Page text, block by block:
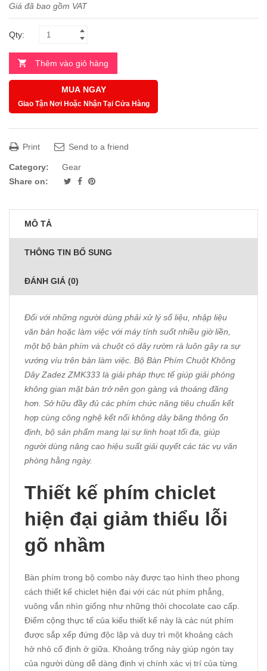
Giá đã bao gồm VAT
Qty:
Thêm vào giỏ hàng
MUA NGAY
Giao Tận Nơi Hoặc Nhận Tại Cửa Hàng
Print Send to a friend
Category:
Gear
Share on:
MÔ TẢ
THÔNG TIN BỔ SUNG
ĐÁNH GIÁ (0)
Đối với những người dùng phải xử lý số liệu, nhập liệu
văn bản hoặc làm việc với máy tính suốt nhiều giờ liền,
một bộ bàn phím và chuột có dây rườm rà luôn gây ra sự
vướng víu trên bàn làm việc. Bộ Bàn Phím Chuột Không
Dây Zadez ZMK333 là giải pháp thực tế giúp giải phóng
không gian mặt bàn trở nên gọn gàng và thoáng đãng
hơn. Sở hữu đầy đủ các phím chức năng tiêu chuẩn kết
hợp cùng công nghệ kết nối không dây băng thông ổn
định, bộ sản phẩm mang lại sự linh hoạt tối đa, giúp
người dùng nâng cao hiệu suất giải quyết các tác vụ văn
phòng hằng ngày.
Thiết kế phím chiclet
hiện đại giảm thiểu lỗi
gõ nhầm
Bàn phím trong bộ combo này được tạo hình theo phong
cách thiết kế chiclet hiện đại với các nút phím phẳng,
vuông vắn nhìn giống như những thỏi chocolate cao cấp.
Điểm cộng thực tế của kiểu thiết kế này là các nút phím
được sắp xếp đứng độc lập và duy trì một khoảng cách
hở nhỏ cố định ở giữa. Khoảng trống này giúp ngón tay
của người dùng dễ dàng định vị chính xác vị trí của từng